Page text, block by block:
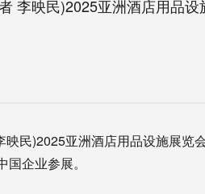
映民)2025亚洲酒店用品设
民)2025亚洲酒店用品设施展览
企业参展。